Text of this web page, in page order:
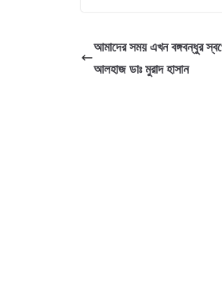
আমাদের সময় এখন বঙ্গবন্ধুর
আলহাজ ডাঃ মুরাদ হাসান